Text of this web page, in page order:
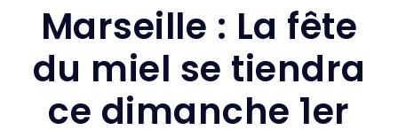
Marseille : La fête
du miel se tiendra
ce dimanche 1er